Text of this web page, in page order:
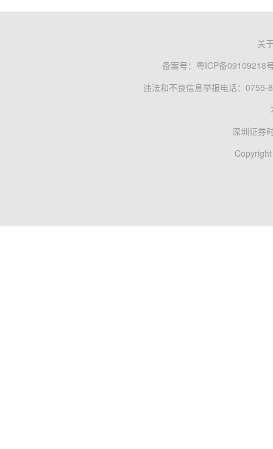
关
备案号： 粤ICP备09109218
违法和不良信息举报电话：0755-
深圳证券